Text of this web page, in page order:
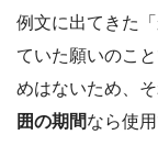
例文に出てきた
ていた願いのこ
めはないため、
囲の期間なら使用